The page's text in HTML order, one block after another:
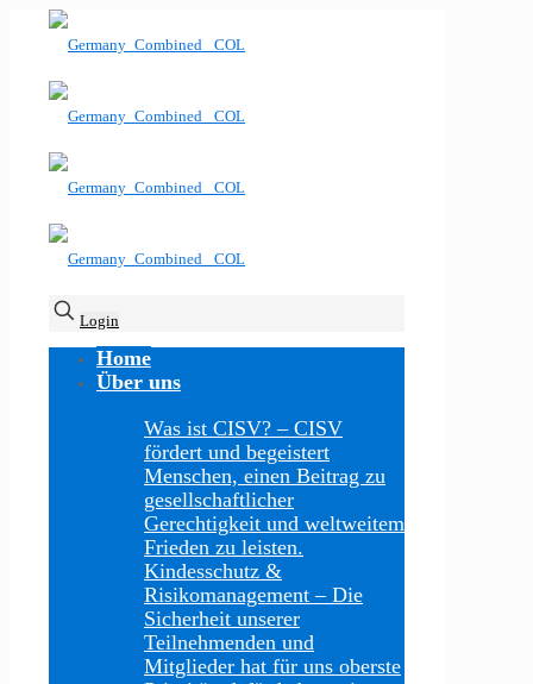
Login
Home
Über uns
Was ist CISV? – CISV
fördert und begeistert
Menschen, einen Beitrag zu
gesellschaftlicher
Gerechtigkeit und weltweitem
Frieden zu leisten.
Kindesschutz &
Risikomanagement – Die
Sicherheit unserer
Teilnehmenden und
Mitglieder hat für uns oberste